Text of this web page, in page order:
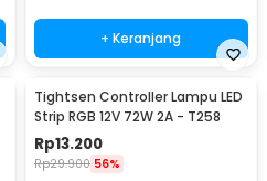
+ Keranjang
Tightsen Controller Lampu LED
Strip RGB 12V 72W 2A - T258
Rp13.200
Rp29.900 56%